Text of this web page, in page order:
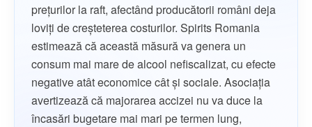
prețurilor la raft, afectând producătorii români deja
loviți de creșteterea costurilor. Spirits Romania
estimează că această măsură va genera un
consum mai mare de alcool nefiscalizat, cu efecte
negative atât economice cât și sociale. Asociația
avertizează că majorarea accizei nu va duce la
încasări bugetare mai mari pe termen lung,